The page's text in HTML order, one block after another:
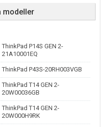
modeller
ThinkPad P14S GEN 2-
21A10001EQ
ThinkPad P43S-20RH003VGB
ThinkPad T14 GEN 2-
20W00036GB
ThinkPad T14 GEN 2-
20W000H9RK